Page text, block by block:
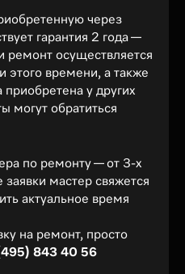
через
гарантия 2 года —
ремонт осуществляется
этого времени, а также
у других
могут обратиться
по ремонту — от 3-х
заявки мастер свяжется
актуальное время
на ремонт, просто
843 40 56